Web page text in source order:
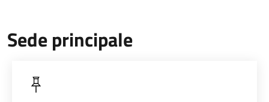
Sede principale